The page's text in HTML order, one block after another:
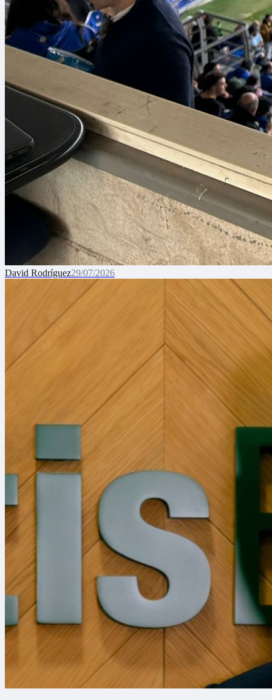
David Rodríguez29/07/2026